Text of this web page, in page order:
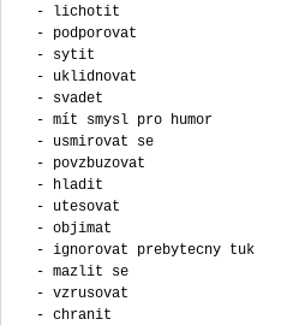
- lichotit
- podporovat
- sytit
- uklidnovat
- svadet
- mít smysl pro humor
- usmirovat se
- povzbuzovat
- hladit
- utesovat
- objimat
- ignorovat prebytecny tuk
- mazlit se
- vzrusovat
- chranit